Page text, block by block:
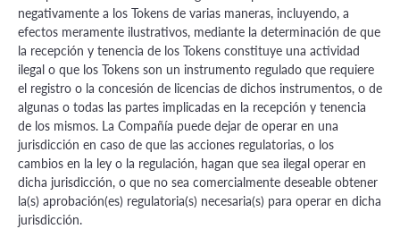
negativamente a los Tokens de varias maneras, incluyendo, a
efectos meramente ilustrativos, mediante la determinación de que
la recepción y tenencia de los Tokens constituye una actividad
ilegal o que los Tokens son un instrumento regulado que requiere
el registro o la concesión de licencias de dichos instrumentos, o de
algunas o todas las partes implicadas en la recepción y tenencia
de los mismos. La Compañía puede dejar de operar en una
jurisdicción en caso de que las acciones regulatorias, o los
cambios en la ley o la regulación, hagan que sea ilegal operar en
dicha jurisdicción, o que no sea comercialmente deseable obtener
la(s) aprobación(es) regulatoria(s) necesaria(s) para operar en dicha
jurisdicción.